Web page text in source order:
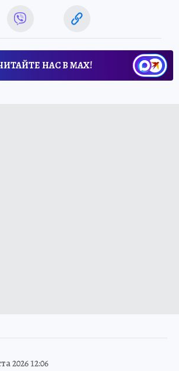
НАС В МАХ!
2026 12:06